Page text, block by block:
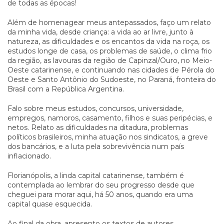
de todas as épocas!
Além de homenagear meus antepassados, faço um relato
da minha vida, desde criança: a vida ao ar livre, junto à
natureza, as dificuldades e os encantos da vida na roça, os
estudos longe de casa, os problemas de saúde, o clima frio
da região, as lavouras da região de Capinzal/Ouro, no Meio-
Oeste catarinense, e continuando nas cidades de Pérola do
Oeste e Santo Antônio do Sudoeste, no Paraná, fronteira do
Brasil com a República Argentina.
Falo sobre meus estudos, concursos, universidade,
empregos, namoros, casamento, filhos e suas peripécias, e
netos. Relato as dificuldades na ditadura, problemas
políticos brasileiros, minha atuação nos sindicatos, a greve
dos bancários, e a luta pela sobrevivência num país
inflacionado.
Florianópolis, a linda capital catarinense, também é
contemplada ao lembrar do seu progresso desde que
cheguei para morar aqui, há 50 anos, quando era uma
capital quase esquecida.